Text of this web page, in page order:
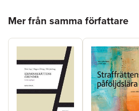
Mer från samma författare